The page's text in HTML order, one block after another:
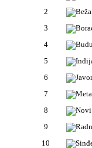
2
3
4
5
6
7
8
9
10